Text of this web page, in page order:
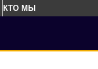
КТО МЫ